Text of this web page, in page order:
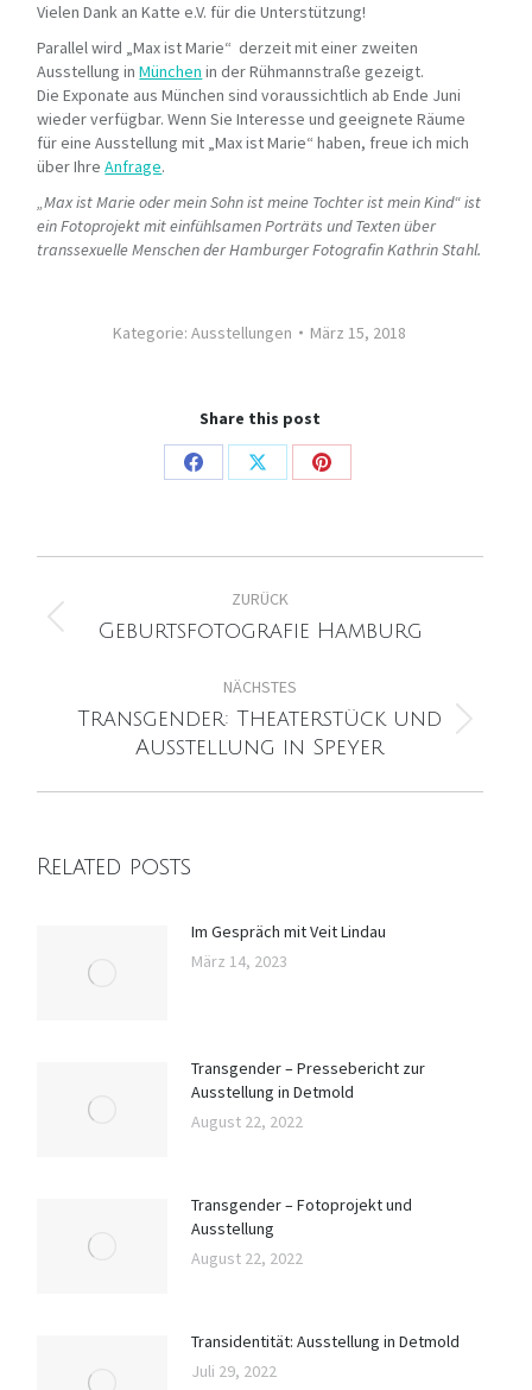
Vielen Dank an Katte e.V. für die Unterstützung!
Parallel wird „Max ist Marie“ derzeit mit einer zweiten
Ausstellung inMünchen in der Rühmannstraße gezeigt.
Die Exponate aus München sind voraussichtlich ab Ende Juni
wieder verfügbar. Wenn Sie Interesse und geeignete Räume
für eine Ausstellung mit „Max ist Marie“ haben, freue ich mich
über IhreAnfrage.
„Max ist Marie oder mein Sohn ist meine Tochter ist mein Kind“ ist
ein Fotoprojekt mit einfühlsamen Porträts und Texten über
transsexuelle Menschen der Hamburger Fotografin Kathrin Stahl.
Kategorie:Ausstellungen März 15, 2018
Share this post
Share
Share
Share
Kommentarnavigation
ZURÜCK
Vorheriger
Geburtsfotografie Hamburg
NÄCHSTES
Nächster
Beitrag:
Transgender: Theaterstück und
Ausstellung in Speyer
Related posts
Im Gespräch mit Veit Lindau
März 14, 2023
Transgender – Pressebericht zur
Ausstellung in Detmold
August 22, 2022
Transgender – Fotoprojekt und
Ausstellung
August 22, 2022
Transidentität: Ausstellung in Detmold
Juli 29, 2022